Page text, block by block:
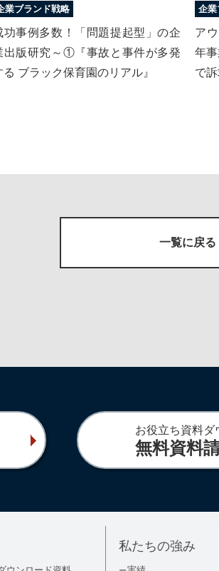
業ブランド戦略
功事例多数！「問題提起型」の企
出版研究～①『事故と事件が多発
る ブラック保育園のリアル』
企業
ア
年
で
一覧に戻る
お役立ち資料ダ
無料資料
私たちの強み